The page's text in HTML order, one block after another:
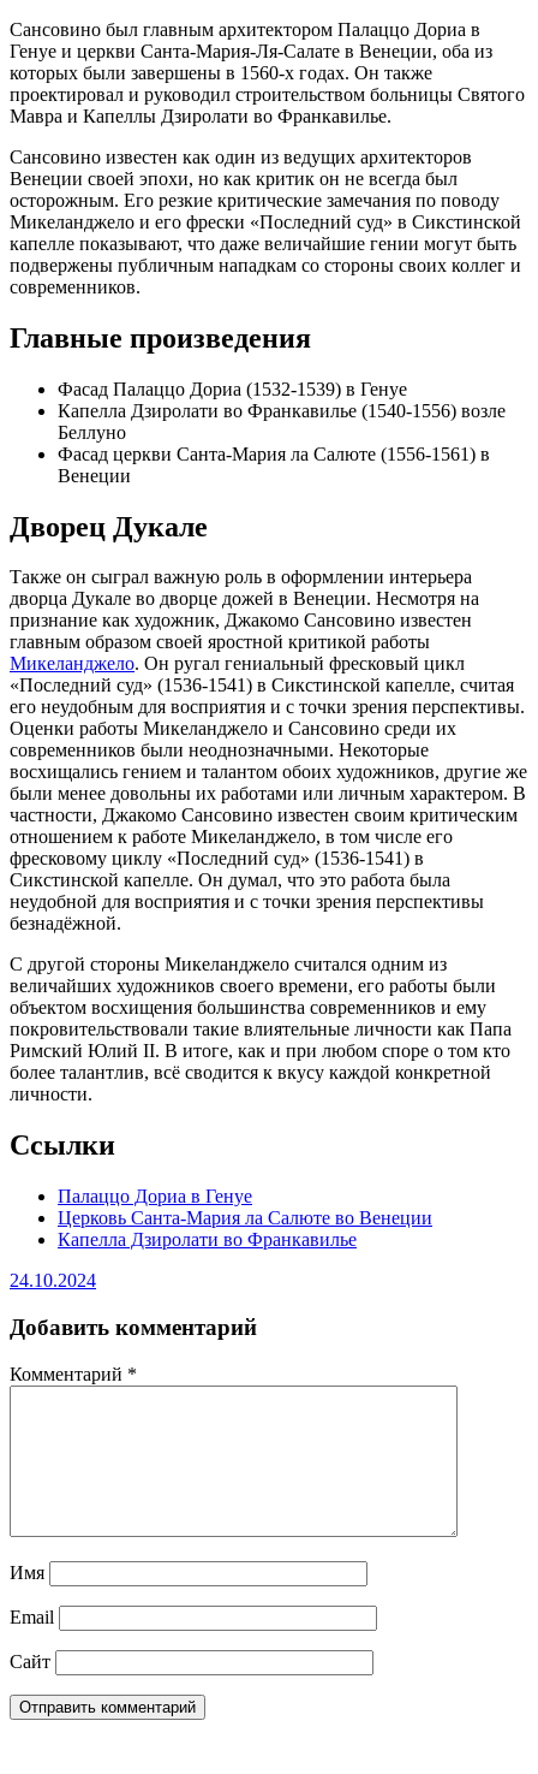
Сансовино был главным архитектором Палаццо Дориа в
Генуе и церкви Санта-Мария-Ля-Салате в Венеции, оба из
которых были завершены в 1560-х годах. Он также
проектировал и руководил строительством больницы Святого
Мавра и Капеллы Дзиролати во Франкавилье.
Сансовино известен как один из ведущих архитекторов
Венеции своей эпохи, но как критик он не всегда был
осторожным. Его резкие критические замечания по поводу
Микеланджело и его фрески «Последний суд» в Сикстинской
капелле показывают, что даже величайшие гении могут быть
подвержены публичным нападкам со стороны своих коллег и
современников.
Главные произведения
Фасад Палаццо Дориа (1532-1539) в Генуе
Капелла Дзиролати во Франкавилье (1540-1556) возле
Беллуно
Фасад церкви Санта-Мария ла Салюте (1556-1561) в
Венеции
Дворец Дукале
Также он сыграл важную роль в оформлении интерьера
дворца Дукале во дворце дожей в Венеции. Несмотря на
признание как художник, Джакомо Сансовино известен
главным образом своей яростной критикой работы
Микеланджело. Он ругал гениальный фресковый цикл
«Последний суд» (1536-1541) в Сикстинской капелле, считая
его неудобным для восприятия и с точки зрения перспективы.
Оценки работы Микеланджело и Сансовино среди их
современников были неоднозначными. Некоторые
восхищались гением и талантом обоих художников, другие же
были менее довольны их работами или личным характером. В
частности, Джакомо Сансовино известен своим критическим
отношением к работе Микеланджело, в том числе его
фресковому циклу «Последний суд» (1536-1541) в
Сикстинской капелле. Он думал, что это работа была
неудобной для восприятия и с точки зрения перспективы
безнадёжной.
С другой стороны Микеланджело считался одним из
величайших художников своего времени, его работы были
объектом восхищения большинства современников и ему
покровительствовали такие влиятельные личности как Папа
Римский Юлий II. В итоге, как и при любом споре о том кто
более талантлив, всё сводится к вкусу каждой конкретной
личности.
Ссылки
Палаццо Дориа в Генуе
Церковь Санта-Мария ла Салюте во Венеции
Капелла Дзиролати во Франкавилье
24.10.2024
Добавить комментарий
Комментарий *
Имя
Email
Сайт